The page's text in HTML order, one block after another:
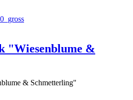
"Wiesenblume &
& Schmetterling"